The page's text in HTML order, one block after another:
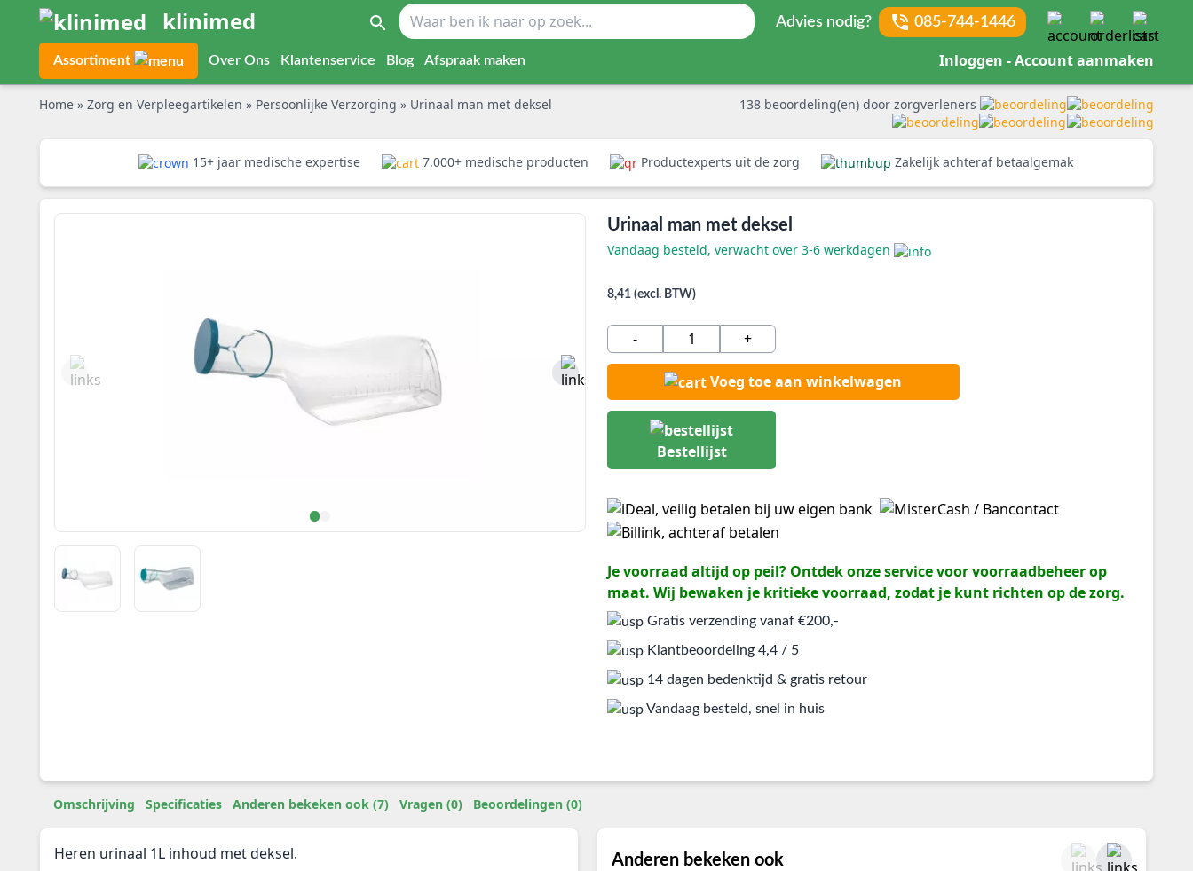
klinimed Advies nodig? 085-744-1446
Assortiment Over Ons Klantenservice Blog Afspraak maken Inloggen - Account aanmaken
Home » Zorg en Verpleegartikelen » Persoonlijke Verzorging » Urinaal man met deksel 138 beoordeling(en) door zorgverleners
15+ jaar medische expertise 7.000+ medische producten Productexperts uit de zorg Zakelijk achteraf betaalgemak
Urinaal man met deksel
Vandaag besteld, verwacht over 3-6 werkdagen
8,41 (excl. BTW)
- +
Voeg toe aan winkelwagen
Bestellijst
Je voorraad altijd op peil? Ontdek onze service voor voorraadbeheer op
maat. Wij bewaken je kritieke voorraad, zodat je kunt richten op de zorg.
Gratis verzending vanaf €200,-
Klantbeoordeling 4,4 / 5
14 dagen bedenktijd & gratis retour
Vandaag besteld, snel in huis
Omschrijving Specificaties Anderen bekeken ook (7) Vragen (0) Beoordelingen (0)
Heren urinaal 1L inhoud met deksel. Anderen bekeken ook